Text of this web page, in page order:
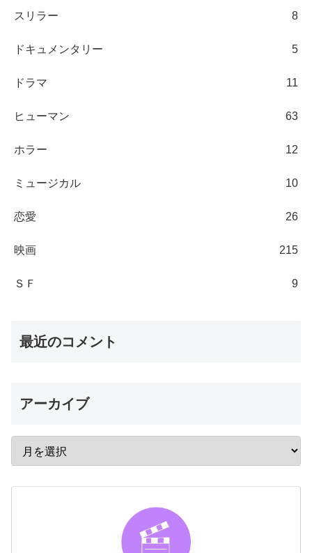
スリラー 8
ドキュメンタリー 5
ドラマ 11
ヒューマン 63
ホラー 12
ミュージカル 10
恋愛 26
映画 215
ＳＦ 9
最近のコメント
アーカイブ